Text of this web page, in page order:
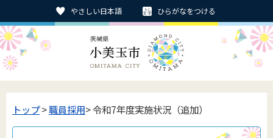
やさしい日本語 ひらがなをつける
トップ>職員採用> 令和7年度実施状況（追加）